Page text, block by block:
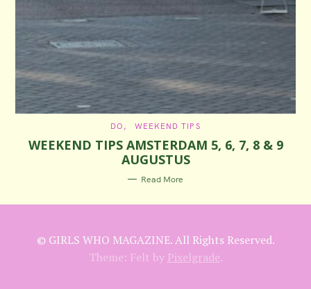
C
T
E
G
O
R
I
DO WEEKEND TIPS
WEEKEND TIPS AMSTERDAM 5, 6, 7, 8 & 9
AUGUSTUS
Read More
© GIRLS WHO MAGAZINE. All Rights Reserved.
Theme: Felt by Pixelgrade.